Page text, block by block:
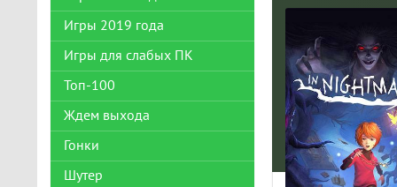
Игры 2019 года
Игры для слабых ПК
Топ-100
Ждем выхода
Гонки
Шутер